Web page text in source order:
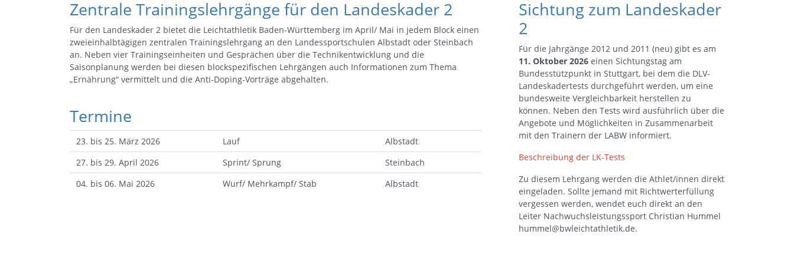
Zentrale Trainingslehrgänge für den Landeskader 2
Für den Landeskader 2 bietet die Leichtathletik Baden-Württemberg im April/ Mai in jedem Block einen
zweieinhalbtägigen zentralen Trainingslehrgang an den Landessportschulen Albstadt oder Steinbach
an. Neben vier Trainingseinheiten und Gesprächen über die Technikentwicklung und die
Saisonplanung werden bei diesen blockspezifischen Lehrgängen auch Informationen zum Thema
„Ernährung“ vermittelt und die Anti-Doping-Vorträge abgehalten.
Termine
23. bis 25. März 2026 Lauf
Albstadt
27. bis 29. April 2026
Sprint/ Sprung
Steinbach
04. bis 06. Mai 2026
Wurf/ Mehrkampf/ Stab Albstadt
Sichtung zum Landeskader
2
Für die Jahrgänge 2012 und 2011 (neu) gibt es am
11. Oktober 2026 einen Sichtungstag am
Bundesstützpunkt in Stuttgart, bei dem die DLV-
Landeskadertests durchgeführt werden, um eine
bundesweite Vergleichbarkeit herstellen zu
können. Neben den Tests wird ausführlich über die
Angebote und Möglichkeiten in Zusammenarbeit
mit den Trainern der LABW informiert.
Beschreibung der LK-Tests
Zu diesem Lehrgang werden die Athlet/innen direkt
eingeladen. Sollte jemand mit Richtwerterfüllung
vergessen werden, wendet euch direkt an den
Leiter Nachwuchsleistungssport Christian Hummel
hummel@bwleichtathletik.de.